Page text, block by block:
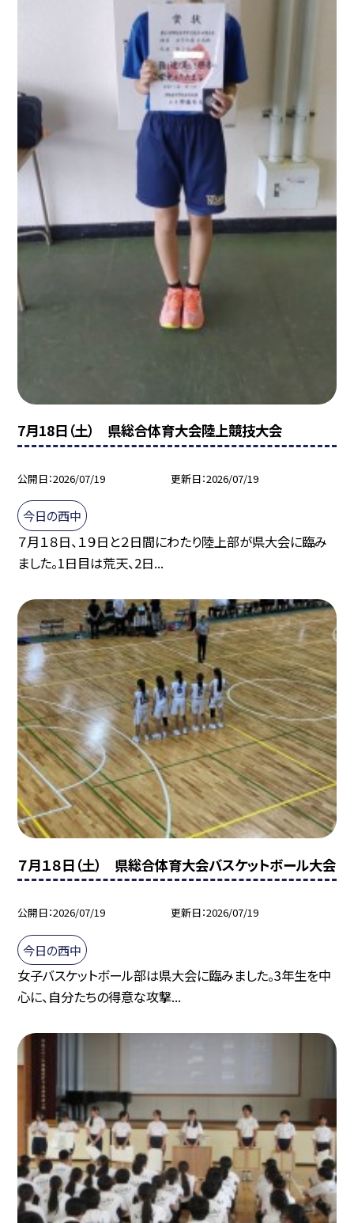
7月18日（土） 県総合体育大会陸上競技大会
公開日 2026/07/19 更新日 2026/07/19
今日の西中
７月１８日、１９日と２日間にわたり陸上部が県大会に臨み
ました。1日目は荒天、2日...
７月１８日（土） 県総合体育大会バスケットボール大会
公開日 2026/07/19 更新日 2026/07/19
今日の西中
女子バスケットボール部は県大会に臨みました。3年生を中
心に、自分たちの得意な攻撃...